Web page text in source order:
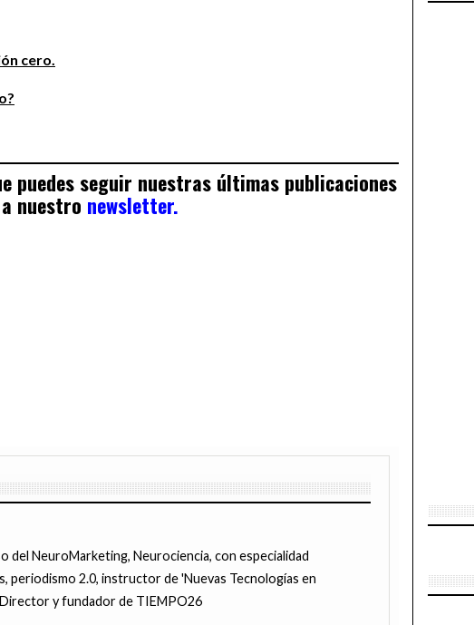
cero.
puedes seguir nuestras últimas publicaciones
nuestro newsletter.
NeuroMarketing, Neurociencia, con especialidad
periodismo 2.0, instructor de 'Nuevas Tecnologías en
Director y fundador de TIEMPO26